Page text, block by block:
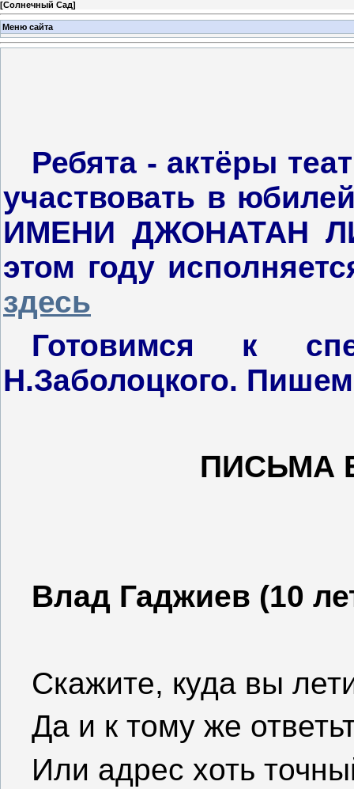
[Солнечный Сад]
Меню сайта
Ребята - актёры
участвовать в
ИМЕНИ ДЖОНАТАН
этом году
здесь
Готовимся к
Н.Заболоцкого.
ПИСЬМА
Влад Гаджиев (10
Скажите, куда вы
Да и к тому же
Или адрес хоть